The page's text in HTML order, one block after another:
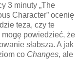
3 minuty „The
Character” ocenię
teza, czy te
mogę powiedzieć, że
słabsza. A jak
co Changes, ale